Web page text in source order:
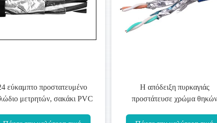
Εύκαμπτο στριμμένο Belden
ζευγάρι καλώδιο
Φλόγα - προστατευμένο
καθυστερών πλέξιμο